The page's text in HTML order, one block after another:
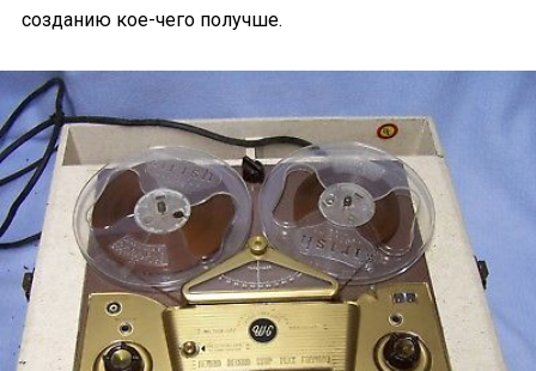
созданию кое-чего получше.